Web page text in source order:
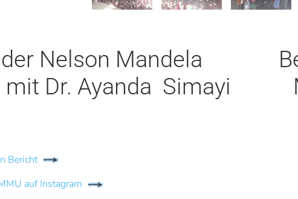
Nelson Mandela
Dr. Ayanda Simayi
Bericht
auf Instagram